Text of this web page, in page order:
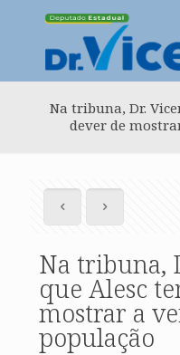
Na tribuna, Dr.
dever de
Na tribuna,
que Alesc
mostrar a
população